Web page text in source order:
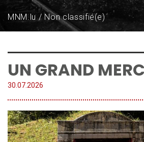
MNM.lu Non classifié(e)
UN GRAND
30. 072026